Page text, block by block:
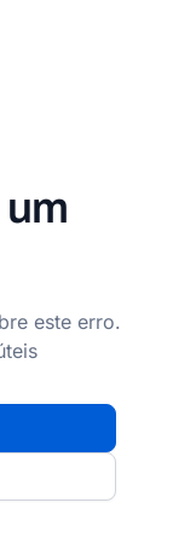
este erro.